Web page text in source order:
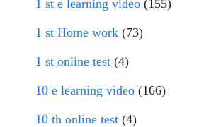
1 st e learning video (155)
1 st Home work (73)
1 st online test (4)
10 e learning video (166)
10 th online test (4)